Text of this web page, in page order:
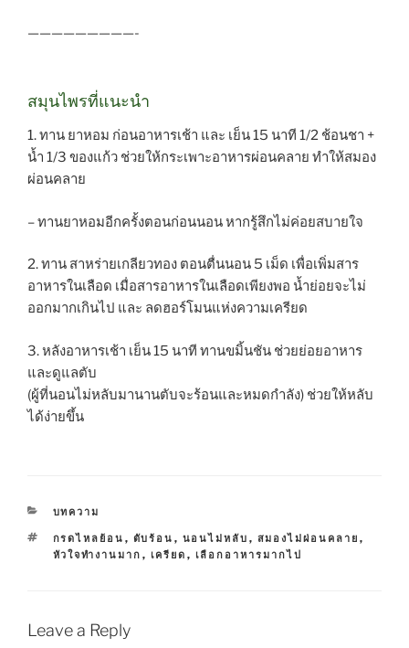
—————————-
สมุนไพรที่แนะนำ
1. ทาน ยาหอม ก่อนอาหารเช้า และ เย็น 15 นาที 1/2 ช้อนชา +
น้ำ 1/3 ของแก้ว ช่วยให้กระเพาะอาหารผ่อนคลาย ทำให้สมอง
ผ่อนคลาย
– ทานยาหอมอีกครั้งตอนก่อนนอน หากรู้สึกไม่ค่อยสบายใจ
2. ทาน สาหร่ายเกลียวทอง ตอนตื่นนอน 5 เม็ด เพื่อเพิ่มสาร
อาหารในเลือด เมื่อสารอาหารในเลือดเพียงพอ น้ำย่อยจะไม่
ออกมากเกินไป และ ลดฮอร์โมนแห่งความเครียด
3. หลังอาหารเช้า เย็น 15 นาที ทานขมิ้นชัน ช่วยย่อยอาหาร
และดูแลตับ
(ผู้ที่นอนไม่หลับมานานตับจะร้อนและหมดกำลัง) ช่วยให้หลับ
ได้ง่ายขึ้น
CATEGORIES
บทความ
TAGS
กรดไหลย้อน , ตับร้อน , นอนไม่หลับ , สมองไม่ผ่อนคลาย ,
หัวใจทำงานมาก , เครียด , เลือกอาหารมากไป
Leave a Reply